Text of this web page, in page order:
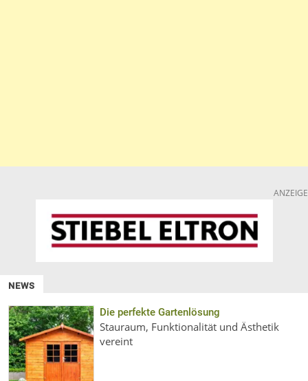
ANZEIGE
NEWS
Die perfekte Gartenlösung
Stauraum, Funktionalität und Ästhetik
vereint